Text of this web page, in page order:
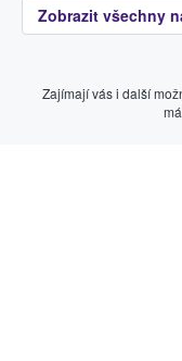
Zobrazit všechny
Zajímají vás i další